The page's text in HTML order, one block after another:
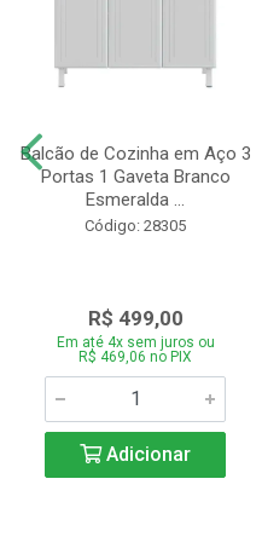
Balcão de Cozinha em Aço 3
Portas 1 Gaveta Branco
Esmeralda ...
Código: 28305
R$ 499,00
Em até 4x sem juros ou
R$ 469,06 no PIX
Adicionar